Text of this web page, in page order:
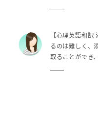
【心理英語和
るのは難しく、
取ることができ